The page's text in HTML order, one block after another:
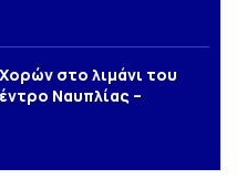
στο λιμάνι του
Ναυπλίας –